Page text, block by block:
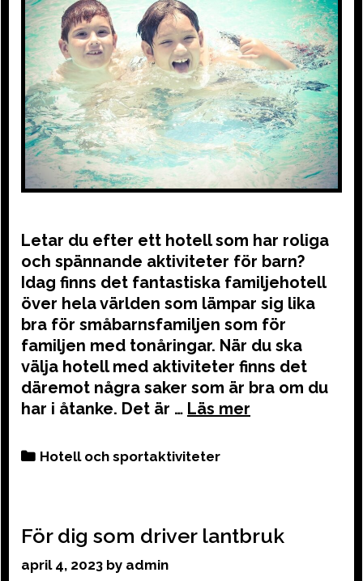
Letar du efter ett hotell som har roliga
och spännande aktiviteter för barn?
Idag finns det fantastiska familjehotell
över hela världen som lämpar sig lika
bra för småbarnsfamiljen som för
familjen med tonåringar. När du ska
välja hotell med aktiviteter finns det
däremot några saker som är bra om du
har i åtanke. Det är …
Categories
Hotell och sportaktiviteter
För dig som driver lantbruk
april 4, 2023 by admin